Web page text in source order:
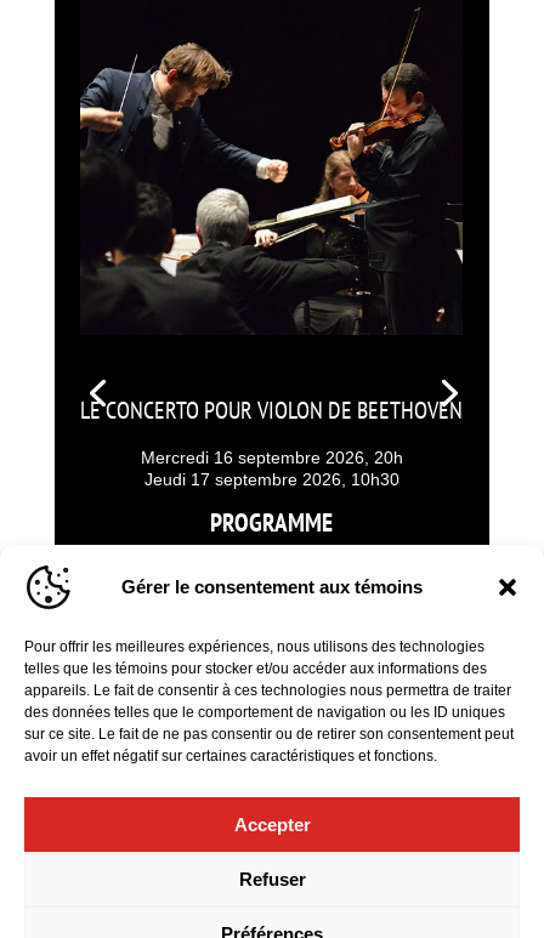
Gérer le consentement aux témoins
Pour offrir les meilleures expériences, nous utilisons des technologies
telles que les témoins pour stocker et/ou accéder aux informations des
appareils. Le fait de consentir à ces technologies nous permettra de traiter
des données telles que le comportement de navigation ou les ID uniques
sur ce site. Le fait de ne pas consentir ou de retirer son consentement peut
avoir un effet négatif sur certaines caractéristiques et fonctions.
Accepter
Refuser
Préférences
LE CONCERTO POUR VIOLON DE BEETHOVEN
Mercredi 16 septembre 2026, 20h
Jeudi 17 septembre 2026, 10h30
PROGRAMME
Beethoven : Concerto pour violon
ARTISTES INVITÉS
Clemens Schuldt, chef
Vadim Gluzmanviolon
EN SAVOIR PLUS